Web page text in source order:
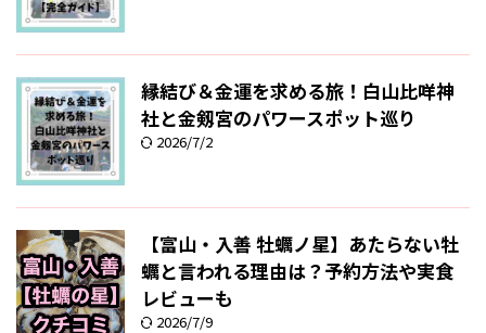
縁結び＆金運を求める旅！白山比咩神
社と金剱宮のパワースポット巡り
2026/7/2
【富山・入善 牡蠣ノ星】あたらない牡
蠣と言われる理由は？予約方法や実食
レビューも
2026/7/9